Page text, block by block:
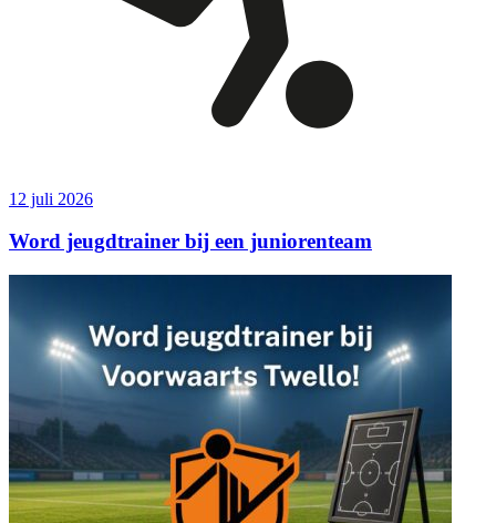
12 juli 2026
Word jeugdtrainer bij een juniorenteam